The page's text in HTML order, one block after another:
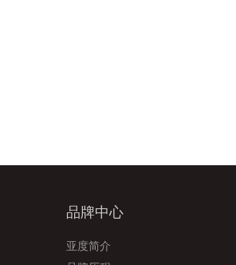
品牌中心
亚度简介